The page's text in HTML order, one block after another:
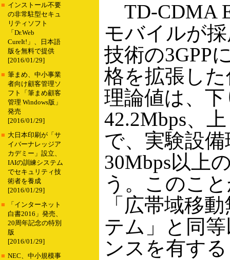
■ インストール不要
の非常駐型セキュ
リティソフト
「Dr.Web
CureIt!」、日本語
版を無料で提供
[2016/01/29]
■ 筆まめ、中小事業
者向け顧客管理ソ
フト「筆まめ顧客
管理 Windows版」
発売
[2016/01/29]
■ 大日本印刷が「サ
イバーナレッジア
カデミー」設立、
IAIの訓練システム
でセキュリティ技
術者を養成
[2016/01/29]
■
「インターネット
白書2016」発売、
20周年記念の特別
版
[2016/01/29]
■ NEC、中小規模事
TD-CDMA
モバイルが
技術の3GPP
格を拡張し
理論値は、
42.2Mbps、
で、実験設
30Mbps以上
う。このこ
「広帯域移
テム」と同
ンスを有す